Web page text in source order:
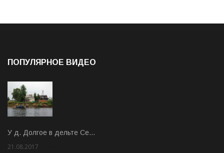
ПОПУЛЯРНОЕ ВИДЕО
У д. Долгое в дельте Се…
21.08.2017